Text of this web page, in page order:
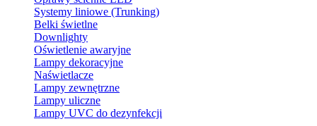
Systemy liniowe (Trunking)
Belki świetlne
Downlighty
Oświetlenie awaryjne
Lampy dekoracyjne
Naświetlacze
Lampy zewnętrzne
Lampy uliczne
Lampy UVC do dezynfekcji